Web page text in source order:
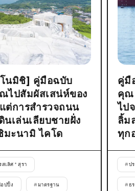
โนมิชิ] คู่มือฉบับ
ปสัมผัสเสน่ห์ของ
ต่การสำรวจถนน
นเล่นเลียบชายฝั่ง
มะนามิ ไคโด
สเลิศ * สุรา
ปปิ้ง #มาตรฐาน
คู่มื
คุณ
ไป
ลิ้ม
ทุก
#ป
#ธ